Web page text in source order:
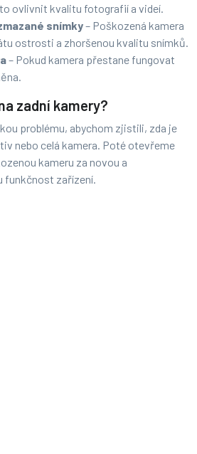
ovlivnit kvalitu fotografií a videí.
snímky– Poškozená kamera
ostrosti a zhoršenou kvalitu snímků.
– Pokud kamera přestane fungovat
zadní kamery?
problému, abychom zjistili, zda je
nebo celá kamera. Poté otevřeme
kameru za novou a
funkčnost zařízení.